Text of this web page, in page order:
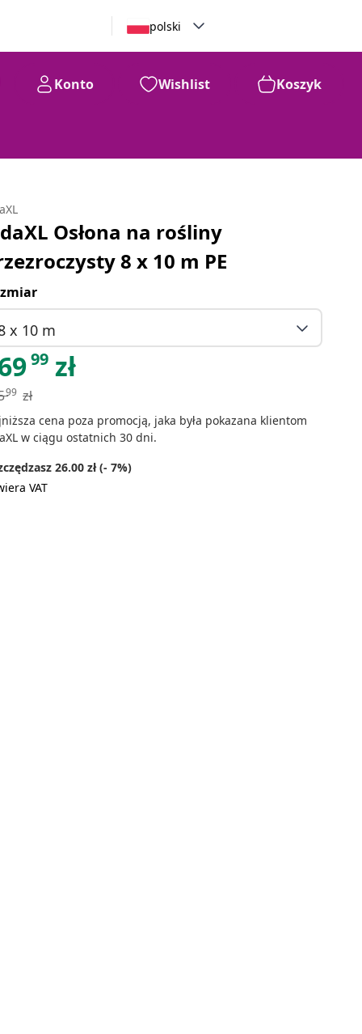
polski
Konto Wishlist Koszyk
Osłona na rośliny
8 x 10 m PE
x 10 m
99 zł
99 zł
cena poza promocją, jaka była pokazana klientom
w ciągu ostatnich 30 dni.
26.00 zł (- 7%)
VAT